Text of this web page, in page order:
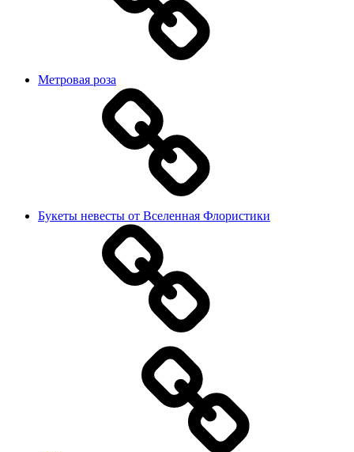
Метровая роза
Букеты невесты от Вселенная Флористики